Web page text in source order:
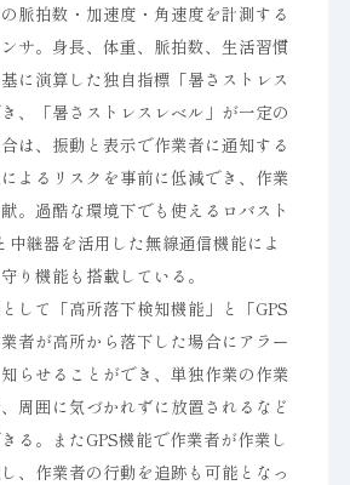
脈拍数・加速度・角速度を計測する
サ。身長、体重、脈拍数、生活習慣
に演算した独自指標「暑さストレス
、「暑さストレスレベル」が一定の
は、振動と表示で作業者に通知する
よるリスクを事前に低減でき、作業
。過酷な環境下でも使えるロバスト
継器を活用した無線通信機能によ
り機能も搭載している。
して「高所落下検知機能」と「GPS
者が高所から落下した場合にアラー
らせることができ、単独作業の作業
周囲に気づかれずに放置されるなど
る。またGPS機能で作業者が作業し
、作業者の行動を追跡も可能となっ